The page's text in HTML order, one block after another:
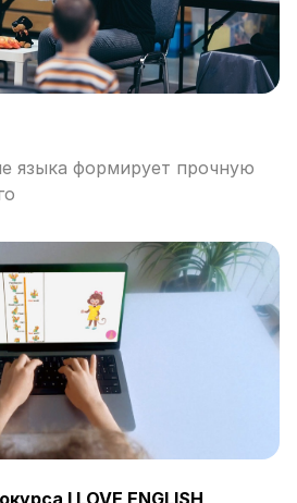
языка формирует прочную
I LOVE ENGLISH